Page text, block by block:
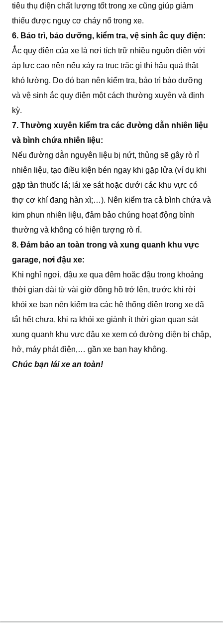
tiêu thụ điện chất lượng tốt trong xe cũng giúp giảm
thiểu được nguy cơ cháy nổ trong xe.
6. Bảo trì, bảo dưỡng, kiểm tra, vệ sinh ắc quy điện:
Ắc quy điện của xe là nơi tích trữ nhiều nguồn điện với
áp lực cao nên nếu xảy ra trục trặc gì thì hậu quả thật
khó lường. Do đó bạn nên kiểm tra, bảo trì bảo dưỡng
và vệ sinh ắc quy điện một cách thường xuyên và định
kỳ.
7. Thường xuyên kiểm tra các đường dẫn nhiên liệu
và bình chứa nhiên liệu:
Nếu đường dẫn nguyên liệu bị nứt, thủng sẽ gây rò rỉ
nhiên liệu, tạo điều kiện bén ngay khi gặp lửa (ví dụ khi
gặp tàn thuốc lá; lái xe sát hoặc dưới các khu vực có
thợ cơ khí đang hàn xì;…). Nên kiểm tra cả bình chứa và
kim phun nhiên liệu, đảm bảo chúng hoạt động bình
thường và không có hiện tượng rò rỉ.
8. Đảm bảo an toàn trong và xung quanh khu vực
garage, nơi đậu xe:
Khi nghỉ ngơi, đậu xe qua đêm hoăc đậu trong khoảng
thời gian dài từ vài giờ đồng hồ trở lên, trước khi rời
khỏi xe bạn nên kiểm tra các hệ thống điện trong xe đã
tắt hết chưa, khi ra khỏi xe giành ít thời gian quan sát
xung quanh khu vực đậu xe xem có đường điện bị chập,
hở, máy phát điện,… gần xe bạn hay không.
Chúc bạn lái xe an toàn!